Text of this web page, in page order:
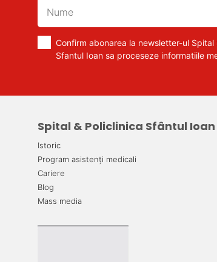
Confirm abonarea la newsletter-ul
Sfantul Ioan sa proceseze informatiile
Spital & Policlinica Sfântul Ioan
Istoric
Program asistenți medicali
Cariere
Blog
Mass media